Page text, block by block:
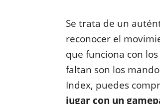
Se trata de un
reconocer el
que funciona con
faltan son los
Index, puedes
jugar con un